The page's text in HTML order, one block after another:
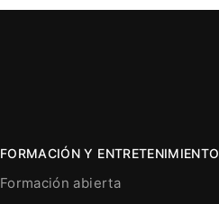
FORMACIÓN Y ENTRETENIMIENTO
Formación abierta